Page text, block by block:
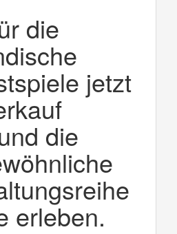
die
jetzt
die
erleben.